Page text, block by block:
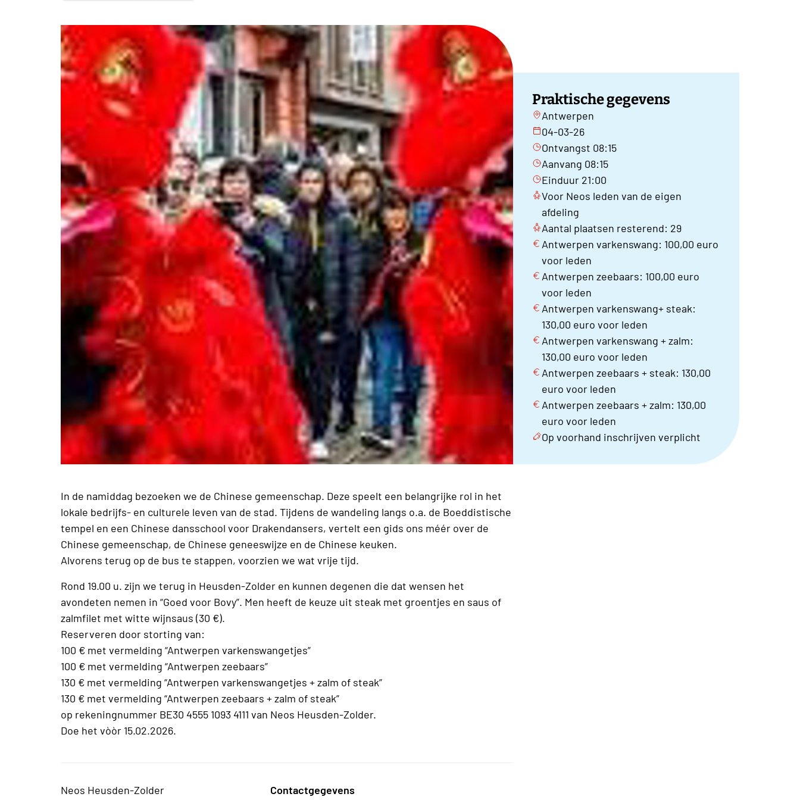
Praktische gegevens
Antwerpen
04-03-26
Ontvangst 08:15
Aanvang 08:15
Einduur 21:00
Voor Neos leden van de eigen
afdeling
Aantal plaatsen resterend: 29
Antwerpen varkenswang: 100,00 euro
voor leden
Antwerpen zeebaars: 100,00 euro
voor leden
Antwerpen varkenswang+ steak:
130,00 euro voor leden
Antwerpen varkenswang + zalm:
130,00 euro voor leden
Antwerpen zeebaars + steak: 130,00
euro voor leden
Antwerpen zeebaars + zalm: 130,00
euro voor leden
Op voorhand inschrijven verplicht
In de namiddag bezoeken we de Chinese gemeenschap. Deze speelt een belangrijke rol in het
lokale bedrijfs- en culturele leven van de stad. Tijdens de wandeling langs o.a. de Boeddistische
tempel en een Chinese dansschool voor Drakendansers, vertelt een gids ons méér over de
Chinese gemeenschap, de Chinese geneeswijze en de Chinese keuken.
Alvorens terug op de bus te stappen, voorzien we wat vrije tijd.
Rond 19.00 u. zijn we terug in Heusden-Zolder en kunnen degenen die dat wensen het
avondeten nemen in “Goed voor Bovy”. Men heeft de keuze uit steak met groentjes en saus of
zalmfilet met witte wijnsaus (30 €).
Reserveren door storting van:
100 € met vermelding “Antwerpen varkenswangetjes”
100 € met vermelding “Antwerpen zeebaars”
130 € met vermelding “Antwerpen varkenswangetjes + zalm of steak”
130 € met vermelding “Antwerpen zeebaars + zalm of steak”
op rekeningnummer BE30 4555 1093 4111 van Neos Heusden-Zolder.
Doe het vòòr 15.02.2026.
Neos Heusden-Zolder
Contactgegevens